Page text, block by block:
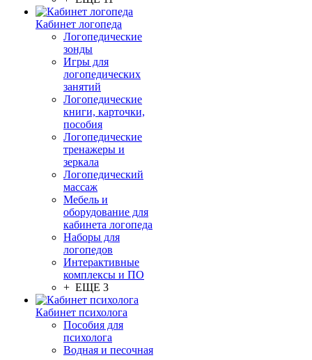
Кабинет логопеда
Логопедические
зонды
Игры для
логопедических
занятий
Логопедические
книги, карточки,
пособия
Логопедические
тренажеры и
зеркала
Логопедический
массаж
Мебель и
оборудование для
кабинета логопеда
Наборы для
логопедов
Интерактивные
комплексы и ПО
+ ЕЩЕ 3
Кабинет психолога
Пособия для
психолога
Водная и песочная